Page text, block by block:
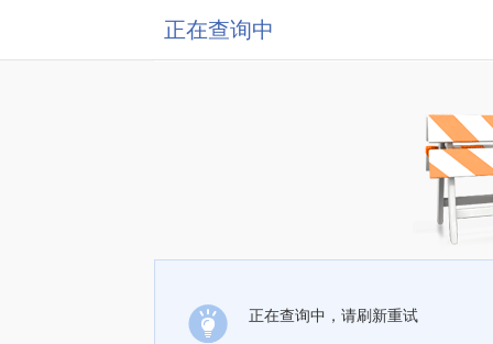
正在查询中
正在查询中，请刷新重试